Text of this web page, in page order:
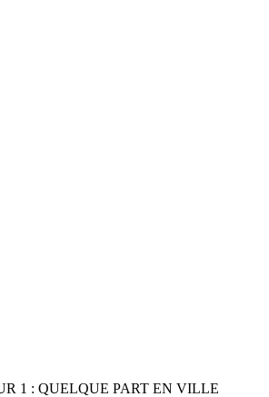
1 : QUELQUE PART EN VILLE